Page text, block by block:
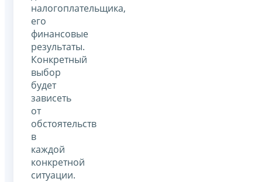
налогоплательщика,
его
финансовые
результаты.
Конкретный
выбор
будет
зависеть
от
обстоятельств
в
каждой
конкретной
ситуации.